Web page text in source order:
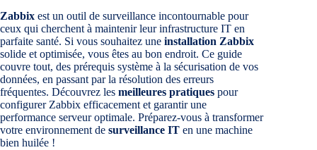
Zabbix est un outil de surveillance incontournable pour
ceux qui cherchent à maintenir leur infrastructure IT en
parfaite santé. Si vous souhaitez une installation Zabbix
solide et optimisée, vous êtes au bon endroit. Ce guide
couvre tout, des prérequis système à la sécurisation de vos
données, en passant par la résolution des erreurs
fréquentes. Découvrez les meilleures pratiques pour
configurer Zabbix efficacement et garantir une
performance serveur optimale. Préparez-vous à transformer
votre environnement de surveillance IT en une machine
bien huilée !